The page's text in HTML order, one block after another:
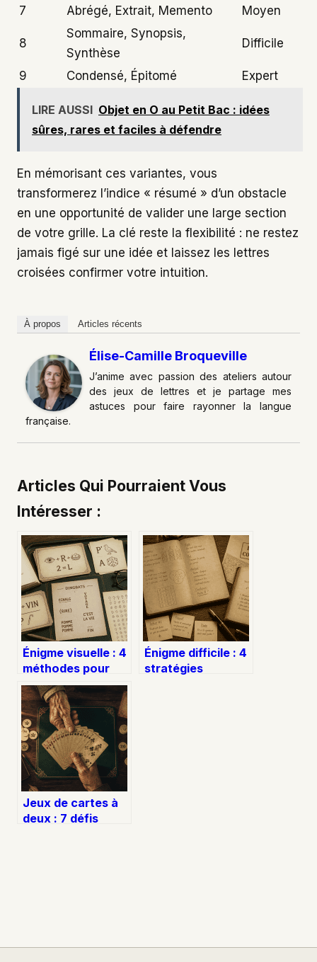
7
Abrégé, Extrait, Memento Moyen
8
Sommaire, Synopsis,
Synthèse
Difficile
9 Condensé, Épitomé Expert
LIRE AUSSI Objet en O au Petit Bac : idées
sûres, rares et faciles à défendre
En mémorisant ces variantes, vous
transformerez l’indice « résumé » d’un obstacle
en une opportunité de valider une large section
de votre grille. La clé reste la flexibilité : ne restez
jamais figé sur une idée et laissez les lettres
croisées confirmer votre intuition.
À propos Articles récents
Élise-Camille Broqueville
J’anime avec passion des ateliers autour
des jeux de lettres et je partage mes
astuces pour faire rayonner la langue
française.
Articles Qui Pourraient Vous
Intéresser :
Énigme visuelle : 4
méthodes pour
décoder les
images complexes
et muscler votre
logique
Énigme difficile : 4
stratégies
Jeux de cartes à
deux : 7 défis